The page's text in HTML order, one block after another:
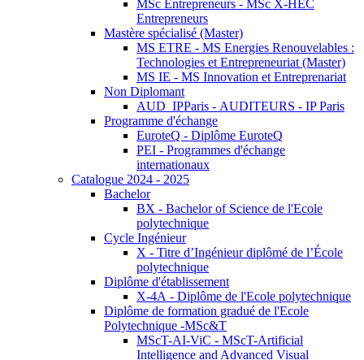
MSc Entrepreneurs - MSc X-HEC
Entrepreneurs
Mastère spécialisé (Master)
MS ETRE - MS Energies Renouvelables :
Technologies et Entrepreneuriat (Master)
MS IE - MS Innovation et Entreprenariat
Non Diplomant
AUD_IPParis - AUDITEURS - IP Paris
Programme d'échange
EuroteQ - Diplôme EuroteQ
PEI - Programmes d'échange
internationaux
Catalogue 2024 - 2025
Bachelor
BX - Bachelor of Science de l'Ecole
polytechnique
Cycle Ingénieur
X - Titre d’Ingénieur diplômé de l’École
polytechnique
Diplôme d'établissement
X-4A - Diplôme de l'Ecole polytechnique
Diplôme de formation gradué de l'Ecole
Polytechnique -MSc&T
MScT-AI-ViC - MScT-Artificial
Intelligence and Advanced Visual